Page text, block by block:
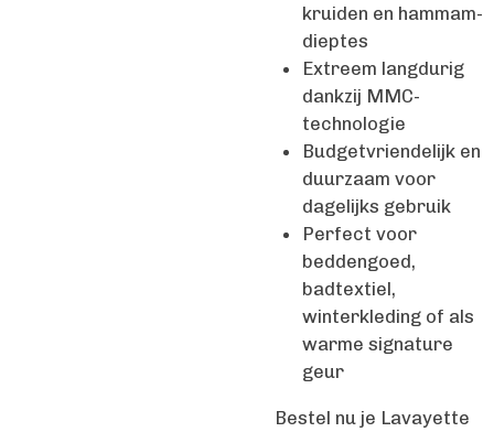
kruiden en hammam-
dieptes
Extreem langdurig
dankzij MMC-
technologie
Budgetvriendelijk en
duurzaam voor
dagelijks gebruik
Perfect voor
beddengoed,
badtextiel,
winterkleding of als
warme signature
geur
Bestel nu je Lavayette